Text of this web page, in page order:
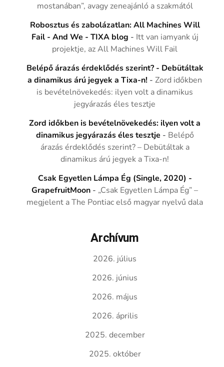
mostanában”, avagy zeneajánló a szakmától
Robosztus és zabolázatlan: All Machines Will
Fail - And We - TIXA blog - Itt van iamyank új
projektje, az All Machines Will Fail
Belépő árazás érdeklődés szerint? - Debütáltak
a dinamikus árú jegyek a Tixa-n! -Zord időkben
is bevételnövekedés: ilyen volt a dinamikus
jegyárazás éles tesztje
Zord időkben is bevételnövekedés: ilyen volt a
dinamikus jegyárazás éles tesztje - Belépő
árazás érdeklődés szerint? – Debütáltak a
dinamikus árú jegyek a Tixa-n!
Csak Egyetlen Lámpa Ég (Single, 2020) -
GrapefruitMoon - „Csak Egyetlen Lámpa Ég” –
megjelent a The Pontiac első magyar nyelvű dala
Archívum
2026. július
2026. június
2026. május
2026. április
2025. december
2025. október